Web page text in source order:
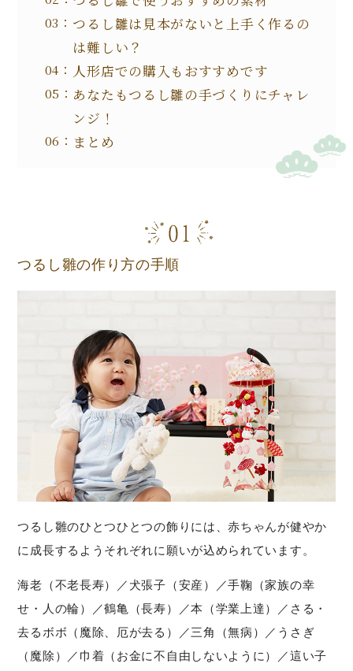
つるし雛は見本がないと上手く作るの
は難しい？
人形店での購入もおすすめです
あなたもつるし雛の手づくりにチャレ
ンジ！
まとめ
つるし雛の作り方の手順
つるし雛のひとつひとつの飾りには、赤ちゃんが健やか
に成長するようそれぞれに願いが込められています。
海老（不老長寿）／犬張子（安産）／手鞠（家族の幸
せ・人の輪）／鶴亀（長寿）／本（学業上達）／さる・
去るボボ（魔除、厄が去る）／三角（無病）／うさぎ
（魔除）／巾着（お金に不自由しないように）／這い子